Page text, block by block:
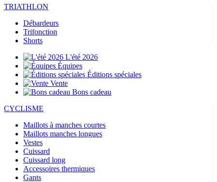
TRIATHLON
Débardeurs
Trifonction
Shorts
L'été 2026
Équipes
Éditions spéciales
Vente
Bons cadeau
CYCLISME
Maillots à manches courtes
Maillots manches longues
Vestes
Cuissard
Cuissard long
Accessoires thermiques
Gants